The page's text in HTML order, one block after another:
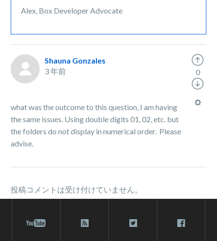
Alex, Box Developer Advocate
Shauna Gonzales
3 年前
what was the outcome to this question, I am having
the same issues. Using double digits 01, 02, etc. but
the folders do not display in numerical order. Please
advise.
0
投稿コメントは受け付けていません。